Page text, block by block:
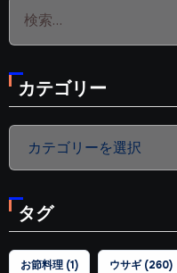
カテゴリー
カ
リ
ー
タグ
お節料理(1) ウサギ(260)